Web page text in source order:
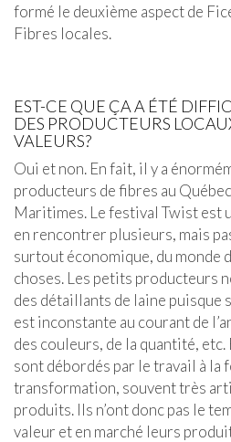
formé le deuxième aspect de
Fibres locales.
EST-CE QUE ÇA A ÉTÉ
DES PRODUCTEURS
VALEURS?
Oui et non. En fait, il y a
producteurs de fibres au
Maritimes. Le festival Twist est
en rencontrer plusieurs, mais
surtout économique, du monde
choses. Les petits producteurs
des détaillants de laine
est inconstante au courant de
des couleurs, de la quantité, etc.
sont débordés par le travail à la
transformation, souvent très
produits. Ils n’ont donc pas le
valeur et en marché leurs